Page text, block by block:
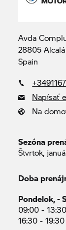
Avda
28805
Spain
Napísať
Na
Sezóna
Štvrtok,
Doba
Pondelok, -
09:00 - 13:30
16:30 - 19:30